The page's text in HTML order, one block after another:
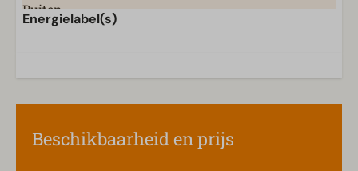
Buiten
Tuin
Keuken
Energielabel(s)
Beschikbaarheid en prijs